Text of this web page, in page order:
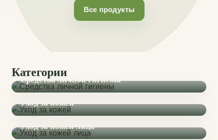
Все продукты
Категории
Средства личной гигиены
Уход за кожей
Уход за кожей лица